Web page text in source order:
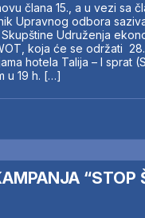
člana 15., a u vezi sa
Upravnog odbora
Udruženja
koja će se održati
hotela Talija – I sprat
u 19 h. […]
“STOP